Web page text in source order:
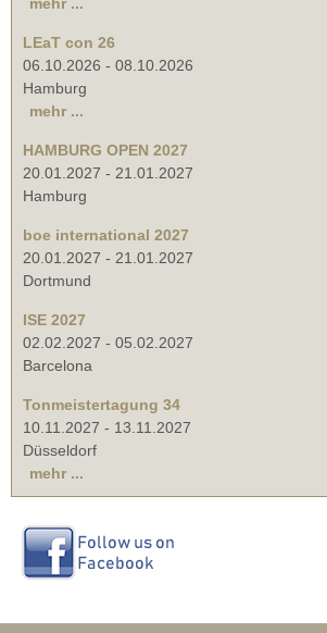
LEaT con 26
06.10.2026 - 08.10.2026
Hamburg
mehr ...
HAMBURG OPEN 2027
20.01.2027 - 21.01.2027
Hamburg
boe international 2027
20.01.2027 - 21.01.2027
Dortmund
ISE 2027
02.02.2027 - 05.02.2027
Barcelona
Tonmeistertagung 34
10.11.2027 - 13.11.2027
Düsseldorf
mehr ...